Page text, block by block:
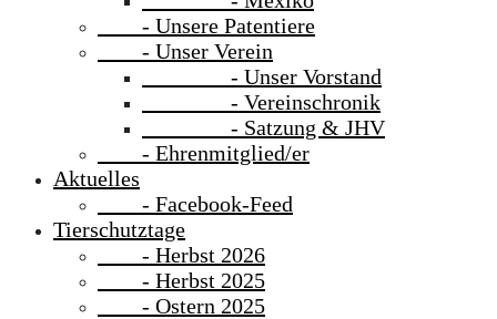
- Unsere Patentiere
- Unser Verein
- Unser Vorstand
- Vereinschronik
- Satzung & JHV
- Ehrenmitglied/er
Aktuelles
- Facebook-Feed
Tierschutztage
- Herbst 2026
- Herbst 2025
- Ostern 2025